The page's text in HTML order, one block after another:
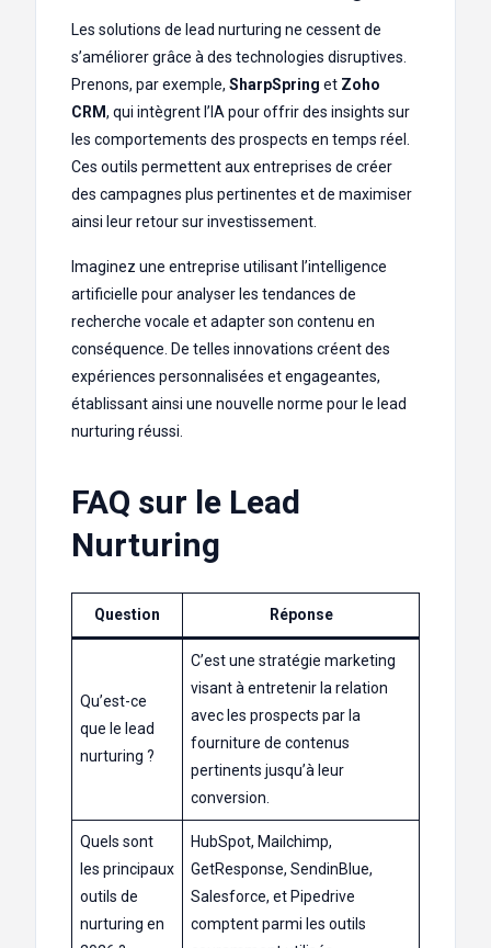
Les solutions de lead nurturing ne cessent de
s’améliorer grâce à des technologies disruptives.
Prenons, par exemple, SharpSpring et Zoho
CRM, qui intègrent l’IA pour offrir des insights sur
les comportements des prospects en temps réel.
Ces outils permettent aux entreprises de créer
des campagnes plus pertinentes et de maximiser
ainsi leur retour sur investissement.
Imaginez une entreprise utilisant l’intelligence
artificielle pour analyser les tendances de
recherche vocale et adapter son contenu en
conséquence. De telles innovations créent des
expériences personnalisées et engageantes,
établissant ainsi une nouvelle norme pour le lead
nurturing réussi.
FAQ sur le Lead
Nurturing
Question Réponse
Qu’est-ce
que le lead
nurturing ?
C’est une stratégie marketing
visant à entretenir la relation
avec les prospects par la
fourniture de contenus
pertinents jusqu’à leur
conversion.
Quels sont
les principaux
outils de
nurturing en
HubSpot, Mailchimp,
GetResponse, SendinBlue,
Salesforce, et Pipedrive
comptent parmi les outils